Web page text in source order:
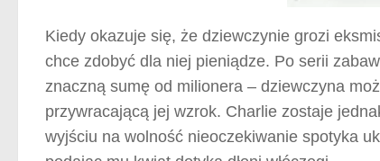
Kiedy okazuje się, że dziewczynie grozi
chce zdobyć dla niej pieniądze. Po serii
znaczną sumę od milionera – dziewczyna
przywracającą jej wzrok. Charlie zostaje
wyjściu na wolność nieoczekiwanie spotyka